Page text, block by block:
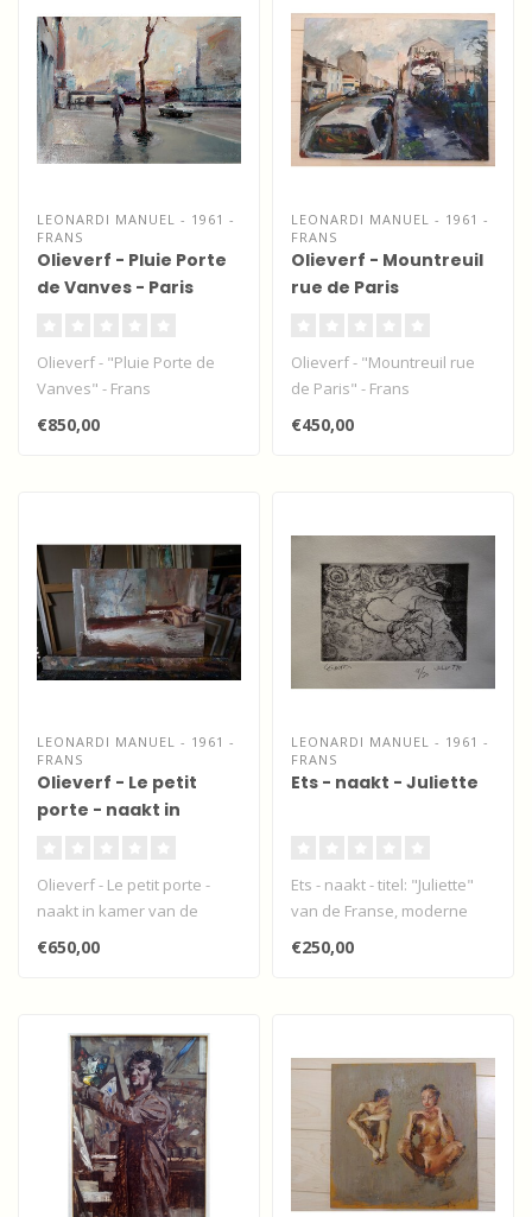
LEONARDI MANUEL - 1961 -
FRANS
Olieverf - Pluie Porte
de Vanves - Paris
Olieverf - "Pluie Porte de
Vanves" - Frans
stadsgezicht door de
€850,00
LEONARDI MANUEL - 1961 -
FRANS
Olieverf - Mountreuil
rue de Paris
Olieverf - "Mountreuil rue
de Paris" - Frans
stadsgezicht door de
€450,00
LEONARDI MANUEL - 1961 -
FRANS
Olieverf - Le petit
porte - naakt in
Olieverf - Le petit porte -
naakt in kamer van de
Franse impressionist
€650,00
LEONARDI MANUEL - 1961 -
FRANS
Ets - naakt - Juliette
Ets - naakt - titel: "Juliette"
van de Franse, moderne
impressionist Manuel Leon..
€250,00